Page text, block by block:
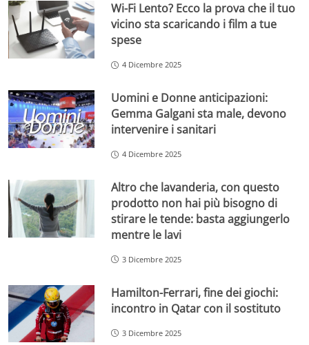
Wi-Fi Lento? Ecco la prova che il tuo
vicino sta scaricando i film a tue
spese
4 Dicembre 2025
Uomini e Donne anticipazioni:
Gemma Galgani sta male, devono
intervenire i sanitari
4 Dicembre 2025
Altro che lavanderia, con questo
prodotto non hai più bisogno di
stirare le tende: basta aggiungerlo
mentre le lavi
3 Dicembre 2025
Hamilton-Ferrari, fine dei giochi:
incontro in Qatar con il sostituto
3 Dicembre 2025